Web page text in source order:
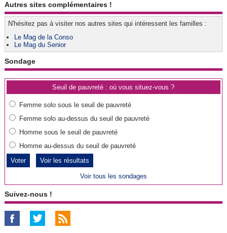
Autres sites complémentaires !
N'hésitez pas à visiter nos autres sites qui intéressent les familles :
Le Mag de la Conso
Le Mag du Senior
Sondage
Seuil de pauvreté : où vous situez-vous ?
Femme solo sous le seuil de pauvreté
Femme solo au-dessus du seuil de pauvreté
Homme sous le seuil de pauvreté
Homme au-dessus du seuil de pauvreté
Voir les résultats
Voir tous les sondages
Suivez-nous !